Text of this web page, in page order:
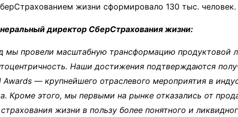
жизни сформировало 130 тыс. человек.
директор СберСтрахования жизни:
мы провели масштабную трансформацию продуктовой
Наши достижения подтверждаются
Awards — крупнейшего отраслевого мероприятия в
Кроме этого, мы первыми на рынке отказались от
жизни в пользу более понятного и